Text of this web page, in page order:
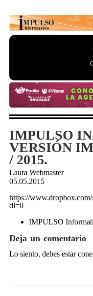
IMPULSO
VERSIÓN
/ 2015.
Laura Webmaster
05.05.2015
https://
dl=0
IMPULSO
Deja un comentario
Lo siento, debes estar